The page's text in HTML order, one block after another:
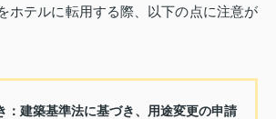
ホテルに転用する際、以下の点に注意が
： 建築基準法に基づき、用途変更の申請